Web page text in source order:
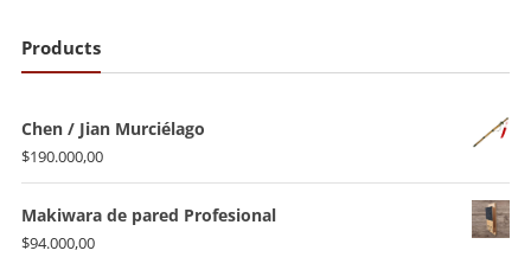
Products
Chen / Jian Murciélago
$190.000,00
Makiwara de pared Profesional
$94.000,00